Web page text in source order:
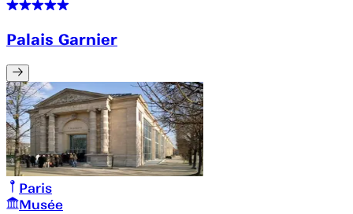
Palais Garnier
Paris
Musée